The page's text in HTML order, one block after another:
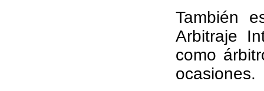
También
Arbitraje
como
ocasiones.